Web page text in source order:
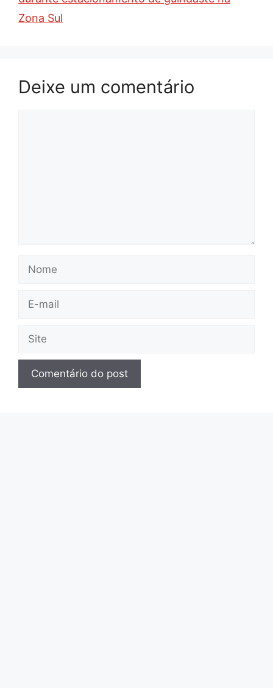
Zona Sul
Deixe um comentário
Nome
E-
Site